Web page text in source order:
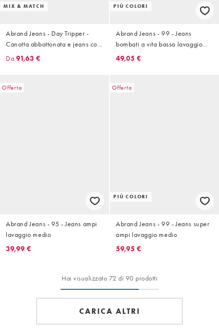
MIX & MATCH
Abrand Jeans - Day Tripper -
Canotta abbottonata e jeans con
fondo ampio bianchi
Da 91,63 €
PIÙ COLORI
Abrand Jeans - 99 - Jeans
bombati a vita bassa lavaggio
vintage medio
49,05 €
Offerta
Abrand Jeans - 95 - Jeans ampi
lavaggio medio
39,99 €
Offerta
PIÙ COLORI
Abrand Jeans - 99 - Jeans super
ampi lavaggio medio
59,95 €
Hai visualizzato 72 di 90 prodotti
CARICA ALTRI